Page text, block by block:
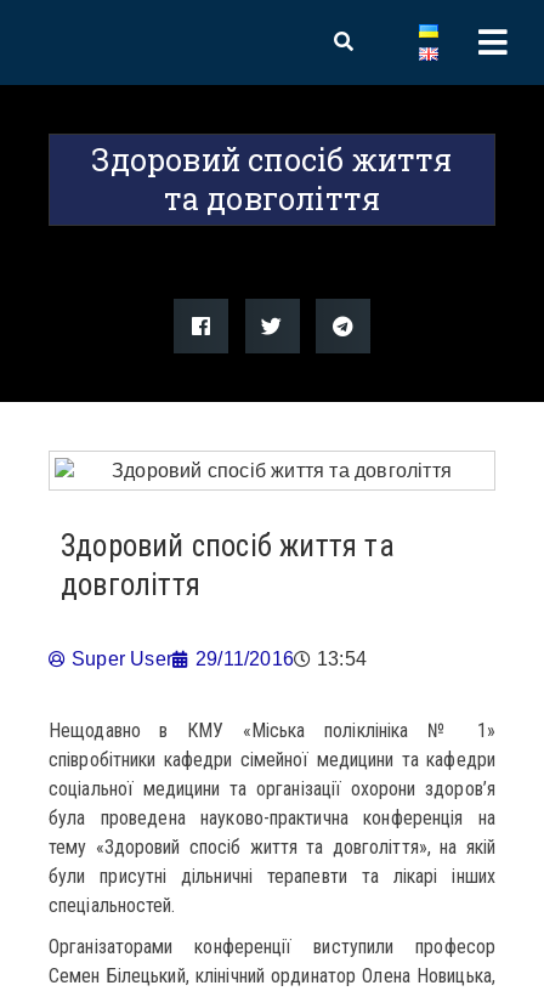
Здоровий спосіб життя
та довголіття
Здоровий спосіб життя та
довголіття
Super User 29/11/2016 13:54
Нещодавно в КМУ «Міська поліклініка № 1»
співробітники кафедри сімейної медицини та кафедри
соціальної медицини та організації охорони здоров’я
була проведена науково-практична конференція на
тему «Здоровий спосіб життя та довголіття», на якій
були присутні дільничні терапевти та лікарі інших
спеціальностей.
Організаторами конференції виступили професор
Семен Білецький, клінічний ординатор Олена Новицька,